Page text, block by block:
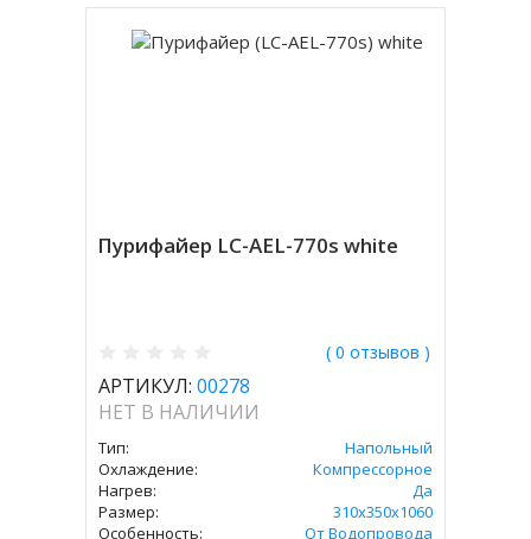
Пурифайер LC-AEL-770s white
( 0 отзывов )
АРТИКУЛ: 00278
НЕТ В НАЛИЧИИ
Тип:
Напольный
Охлаждение:
Компрессорное
Нагрев:
Да
Размер:
310x350х1060
Особенность:
От Водопровода